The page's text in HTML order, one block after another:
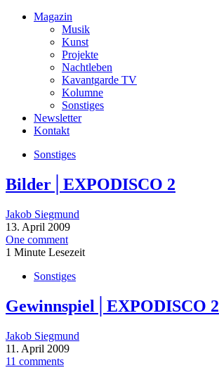
Magazin
Musik
Kunst
Projekte
Nachtleben
Kavantgarde TV
Kolumne
Sonstiges
Newsletter
Kontakt
Sonstiges
Bilder│EXPODISCO 2
Jakob Siegmund
13. April 2009
One comment
1 Minute Lesezeit
Sonstiges
Gewinnspiel│EXPODISCO 2
Jakob Siegmund
11. April 2009
11 comments